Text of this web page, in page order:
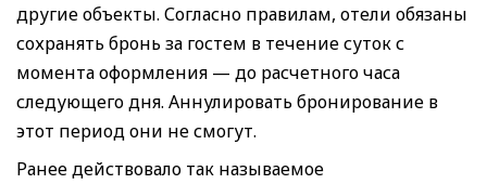
другие объекты. Согласно правилам, отели обязаны
сохранять бронь за гостем в течение суток с
момента оформления — до расчетного часа
следующего дня. Аннулировать бронирование в
этот период они не смогут.
Ранее действовало так называемое